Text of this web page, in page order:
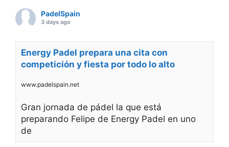
PadelSpain
3 days ago
Energy Padel prepara una cita con
competición y fiesta por todo lo alto
www.padelspain.net
Gran jornada de pádel la que está
preparando Felipe de Energy Padel en uno
de